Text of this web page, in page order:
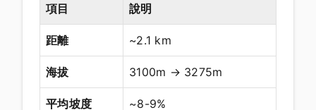
項目 說明
距離 ~2.1 km
海拔 3100m → 3275m
平均坡度 ~8-9%